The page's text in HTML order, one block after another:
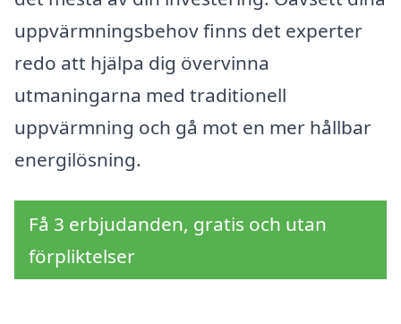
uppvärmningsbehov finns det experter
redo att hjälpa dig övervinna
utmaningarna med traditionell
uppvärmning och gå mot en mer hållbar
energilösning.
Få 3 erbjudanden, gratis och utan
förpliktelser